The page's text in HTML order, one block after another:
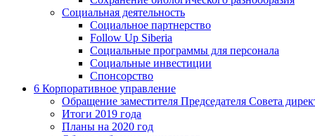
Социальная деятельность
Социальное партнерство
Follow Up Siberia
Социальные программы для персонала
Социальные инвестиции
Спонсорство
6 Корпоративное управление
Обращение заместителя Председателя Совета
Итоги 2019 года
Планы на 2020 год